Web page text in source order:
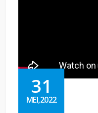
31
MEI,2022